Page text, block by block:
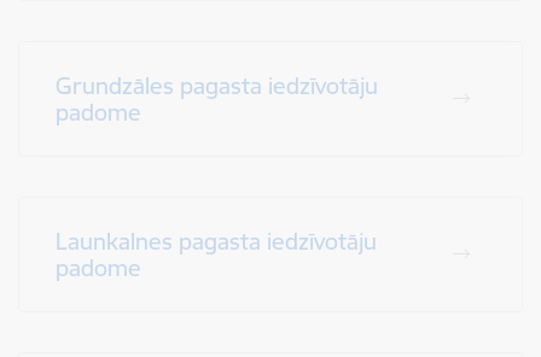
Grundzāles pagasta iedzīvotāju
padome
Launkalnes pagasta iedzīvotāju
padome